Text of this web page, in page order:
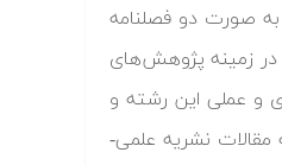
مهندسی معدن ایران از سال ۱۳۸۵ فعالیت خود را به صورت دو فصلنامه
در زمینه پژوهش‌های
و عملی این رشته و
مقالات نشریه علمی-